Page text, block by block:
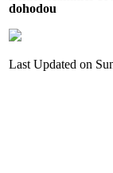
dohodou
Last Updated on